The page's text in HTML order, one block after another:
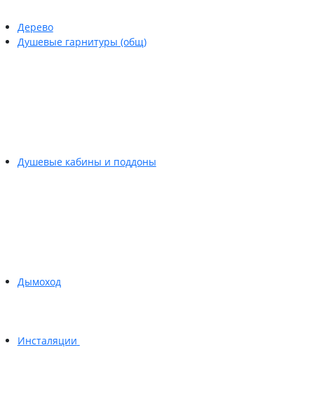
Дерево
Душевые гарнитуры (общ)
Душевые кабины и поддоны
Дымоход
Инсталяции